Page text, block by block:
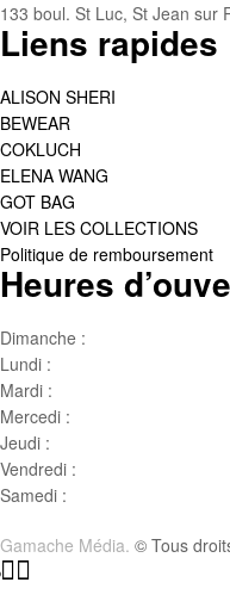
133 boul. St Luc, St Jean sur
Liens rapides
ALISON SHERI
BEWEAR
COKLUCH
ELENA WANG
GOT BAG
VOIR LES COLLECTIONS
Politique de remboursement
Heures
Dimanche :
Lundi :
Mardi :
Mercedi :
Jeudi :
Vendredi :
Samedi :
Gamache Média. © Tous